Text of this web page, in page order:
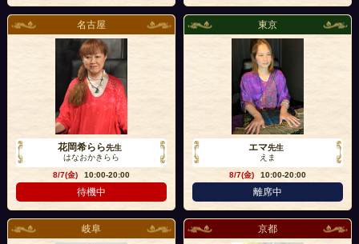
名古屋
花岡希らら先生
はなおかきらら
8/7(金)
10:00-20:00
待機中
東京
エマ先生
えま
8/7(金)
10:00-20:00
離席中
岐阜 京都